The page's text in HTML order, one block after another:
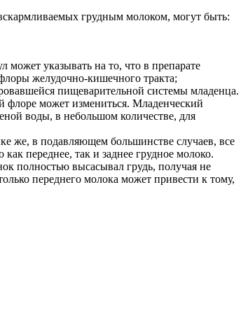
грудным молоком, могут быть:
указывать на то, что в препарате
желудочно-кишечного тракта;
пищеварительной системы младенца.
флоре может измениться. Младенческий
воды, в небольшом количестве, для
же, в подавляющем большинстве случаев, все
переднее, так и заднее грудное молоко.
полностью высасывал грудь, получая не
переднего молока может привести к тому,